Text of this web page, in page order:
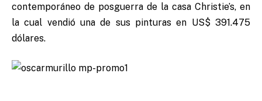
contemporáneo de posguerra de la casa Christie’s, en
la cual vendió una de sus pinturas en US$ 391.475
dólares.